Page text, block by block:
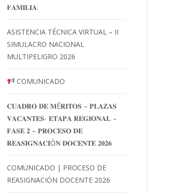
𝐅𝐀𝐌𝐈𝐋𝐈𝐀.
ASISTENCIA TÉCNICA VIRTUAL – II
SIMULACRO NACIONAL
MULTIPELIGRO 2026
COMUNICADO
𝐂𝐔𝐀𝐃𝐑𝐎 𝐃𝐄 𝐌É𝐑𝐈𝐓𝐎𝐒 – 𝐏𝐋𝐀𝐙𝐀𝐒
𝐕𝐀𝐂𝐀𝐍𝐓𝐄𝐒- 𝐄𝐓𝐀𝐏𝐀 𝐑𝐄𝐆𝐈𝐎𝐍𝐀𝐋 –
𝐅𝐀𝐒𝐄 𝟐 – 𝐏𝐑𝐎𝐂𝐄𝐒𝐎 𝐃𝐄
𝐑𝐄𝐀𝐒𝐈𝐆𝐍𝐀𝐂𝐈Ó𝐍 𝐃𝐎𝐂𝐄𝐍𝐓𝐄 𝟐𝟎𝟐𝟔
COMUNICADO | PROCESO DE
REASIGNACIÓN DOCENTE 2026